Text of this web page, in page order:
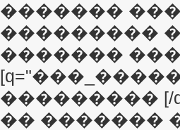
�������
���������
�������
��������� [/
�� �������